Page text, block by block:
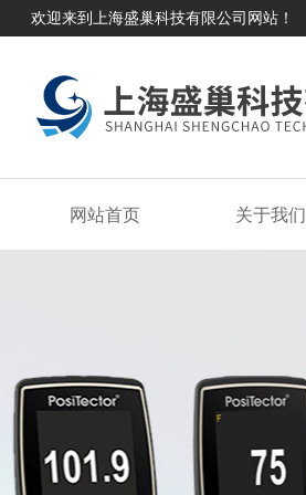
欢迎来到上海盛巢科技有限公司网站！
网站首页 关于我们